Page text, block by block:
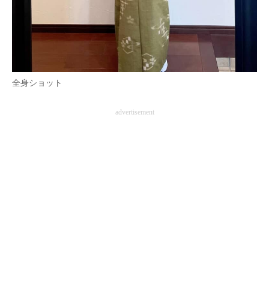
全身ショット
advertisement